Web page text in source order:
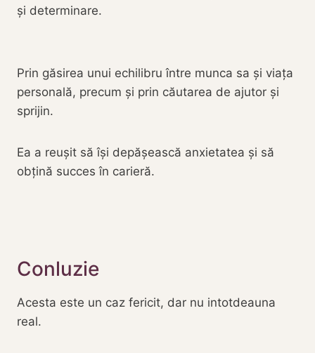
și determinare.
Prin găsirea unui echilibru între munca sa și viața
personală, precum și prin căutarea de ajutor și
sprijin.
Ea a reușit să își depășească anxietatea și să
obțină succes în carieră.
Conluzie
Acesta este un caz fericit, dar nu intotdeauna
real.